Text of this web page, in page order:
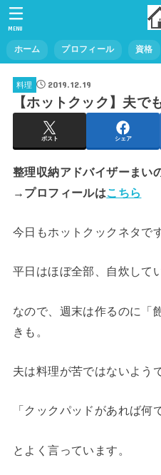
ホーム プロフィール 資格
MENU
料理 2019.12.19
【ホットクック】夫で
ポスト シェア
整理収納アドバイザーまい
→プロフィールはこちら
今日もホットクックネタで
平日はほぼ全部、自炊して
なので、週末は作るのに「
きも。
夫は料理が苦ではないよう
「クックパッドがあれば何
とよく言っています。